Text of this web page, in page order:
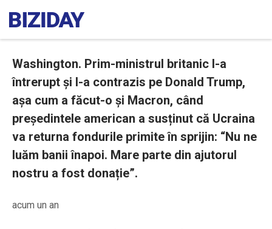
Washington. Prim-ministrul britanic l-a
întrerupt și l-a contrazis pe Donald Trump,
așa cum a făcut-o și Macron, când
președintele american a susținut că Ucraina
va returna fondurile primite în sprijin: “Nu ne
luăm banii înapoi. Mare parte din ajutorul
nostru a fost donație”.
acum un an